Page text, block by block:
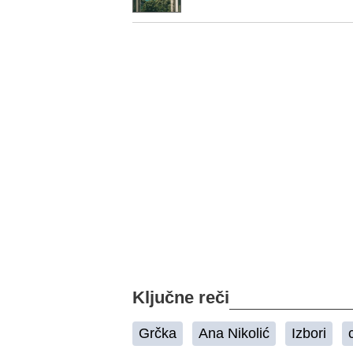
Ključne reči
Grčka Ana Nikolić Izbori